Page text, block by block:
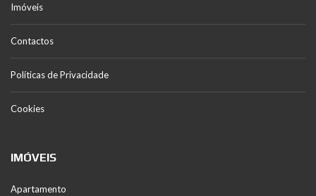
Imóveis
Contactos
Políticas de Privacidade
Cookies
IMÓVEIS
Apartamento